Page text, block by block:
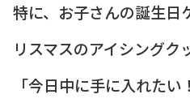
特に、お子さんの誕生日
リスマスのアイシングク
「今日中に手に入れたい